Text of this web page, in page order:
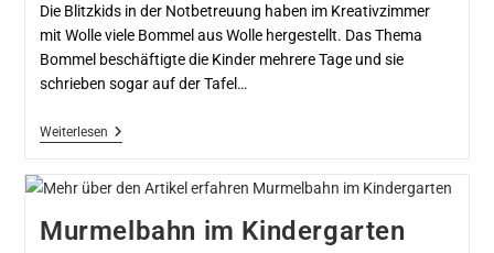
Die Blitzkids in der Notbetreuung haben im Kreativzimmer
mit Wolle viele Bommel aus Wolle hergestellt. Das Thema
Bommel beschäftigte die Kinder mehrere Tage und sie
schrieben sogar auf der Tafel…
Weiterlesen
Murmelbahn im Kindergarten